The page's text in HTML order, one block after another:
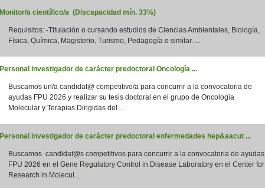
Monitor/a científico/a (Discapacidad mín. 33%)
Requisitos: -Titulación o cursando estudios de Ciencias Ambientales, Biología,
Física, Química, Magisterio, Turismo, Pedagogía o similar. ...
Personal investigador de carácter predoctoral Oncología ...
Buscamos un/a candidat@ competitivo/a para concurrir a la convocatoria de
ayudas FPU 2026 y realizar su tesis doctoral en el grupo de Oncologia
Molecular y Terapias Dirigidas del ...
Personal investigador de carácter predoctoral enfermedades hep&aacut ...
Buscamos candidat@s competitivos para concurrir a la convocatoria de ayudas
FPU 2026 en el Gene Regulatory Control in Disease Laboratory en el Center for
Research in Molecul...